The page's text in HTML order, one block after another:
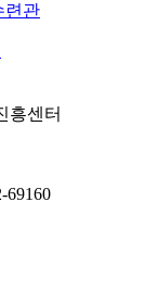
련관
흥센터
69160